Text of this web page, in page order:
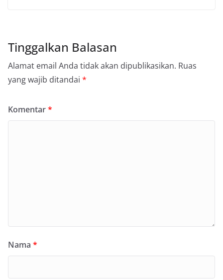
Tinggalkan Balasan
Alamat email Anda tidak akan dipublikasikan. Ruas
yang wajib ditandai *
Komentar*
Nama *